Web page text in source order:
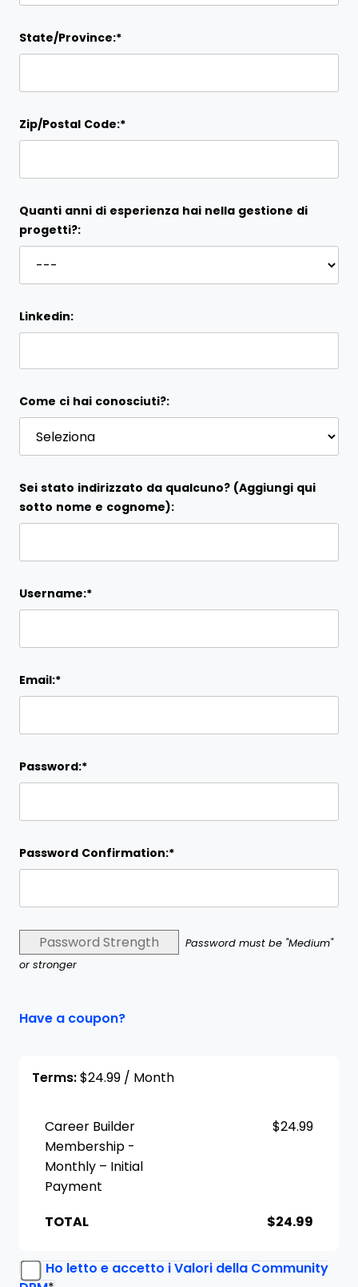
State/Province:*
Zip/Postal Code:*
Quanti anni di esperienza hai nella gestione di
progetti?:
Linkedin:
Come ci hai conosciuti?:
Sei stato indirizzato da qualcuno? (Aggiungi qui
sotto nome e cognome):
Username:*
Email:*
Password:*
Password Confirmation:*
Password Strength
Password must be "Medium"
or stronger
Have a coupon?
Terms: $24.99 / Month
Career Builder
Membership -
Monthly – Initial
Payment
$24.99
TOTAL $24.99
Ho letto e accetto i Valori della Community